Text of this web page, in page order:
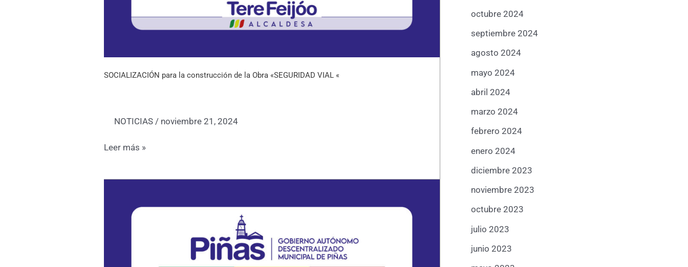
SOCIALIZACIÓN para la construcción de la Obra «SEGURIDAD VIAL «
NOTICIAS / noviembre 21, 2024
Leer más »
octubre 2024
septiembre 2024
agosto 2024
mayo 2024
abril 2024
marzo 2024
febrero 2024
enero 2024
diciembre 2023
noviembre 2023
octubre 2023
julio 2023
junio 2023